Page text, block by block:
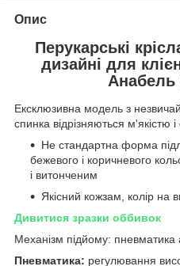
Опис
Перукарські
дизайні для
Анабель
Ексклюзивна модель з
спинка відрізняються м'якістю
Не стандартна форма
бежевого і коричневого
і витонченим
Якісний кожзам, колір на
Дивитися зразки оббивок
Механізм підйому: пневматика
Пневматика: регулювання